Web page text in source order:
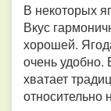
В некоторых
Вкус
хорошей.
очень
хватает
относительно